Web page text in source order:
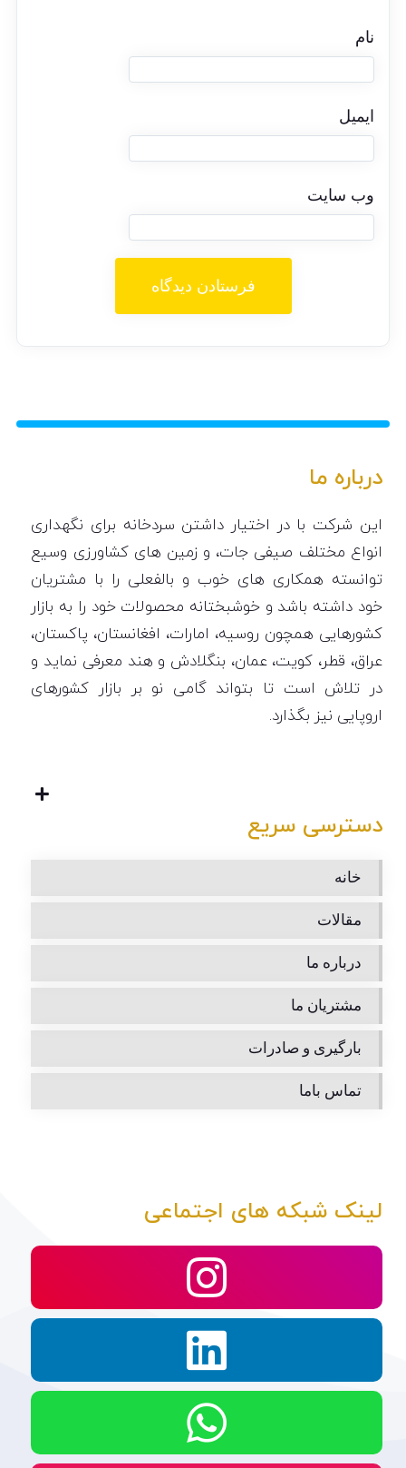
نام
ایمیل
وب‌ سایت
درباره ما
این شرکت با در اختیار داشتن سردخانه برای نگهداری
انواع مختلف صیفی جات، و زمین های کشاورزی وسیع
توانسته همکاری های خوب و بالفعلی را با مشتریان
خود داشته باشد و خوشبختانه محصولات خود را به بازار
کشورهایی همچون روسیه، امارات، افغانستان، پاکستان،
عراق، قطر، کویت، عمان، بنگلادش و هند معرفی نماید و
در تلاش است تا بتواند گامی نو بر بازار کشورهای
اروپایی نیز بگذارد.
دسترسی سریع
خانه
مقالات
درباره ما
مشتریان ما
بارگیری و صادرات
تماس باما
لینک شبکه های اجتماعی